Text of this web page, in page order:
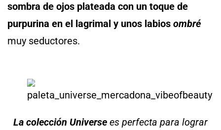
sombra de ojos plateada con un toque de
purpurina en el lagrimal y unos labios ombré
muy seductores.
La colección Universe es perfecta para lograr